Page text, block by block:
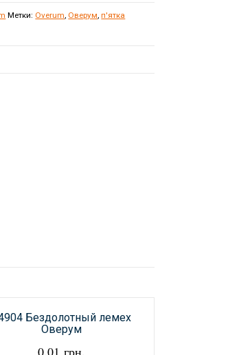
Метки: Overum, Оверум,п'ятка
Бездолотный лемех
Оверум
0.01 грн.